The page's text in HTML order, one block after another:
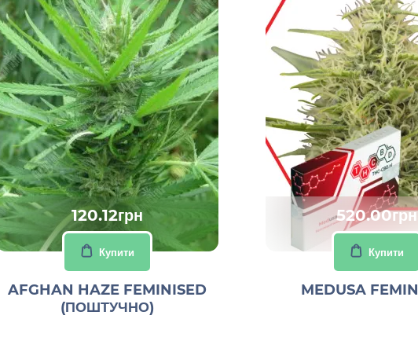
120.12грн
Купити
AFGHAN HAZE FEMINISED
(ПОШТУЧНО)
520.00грн
Купити
MEDUSA